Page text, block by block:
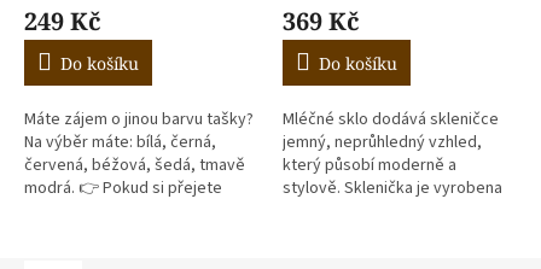
249 Kč
Do košíku
Máte zájem o jinou barvu tašky?
Na výběr máte: bílá, černá,
červená, béžová, šedá, tmavě
modrá. 👉 Pokud si přejete
369 Kč
Do košíku
Mléčné sklo dodává skleničce
jemný, neprůhledný vzhled,
který působí moderně a
stylově. Sklenička je vyrobena